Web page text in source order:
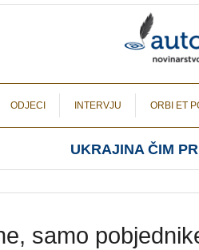
ODJECI INTERVJU ORBI ET
UKRAJINA ČIM
samo